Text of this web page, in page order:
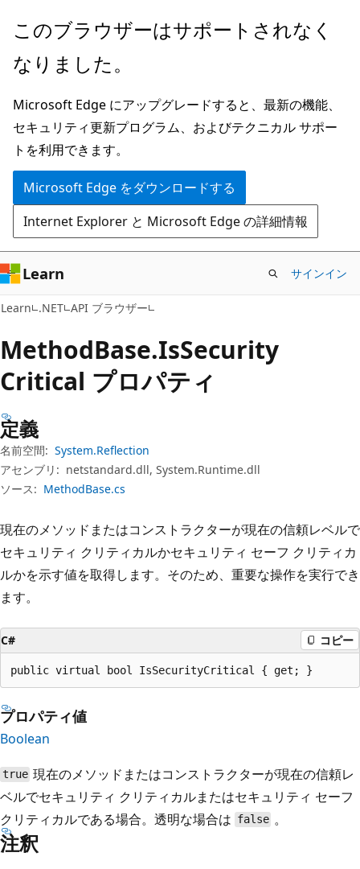
メ
ン
ン
テ
ン
ツ
に
ス
キ
ッ
プ
ペ
ジ
ナ
ビ
ゲ
ー
シ
ョ
ン
に
ス
キ
ッ
プ
このブラウザーはサポートされなく
なりました。
Microsoft Edge にアップグレードすると、最新の機能、
セキュリティ更新プログラム、およびテクニカル サポー
トを利用できます。
Microsoft Edge をダウンロードする
Internet Explorer と Microsoft Edge の詳細情報
Learn サインイン
Learn .NET API ブラウザー
MethodBase.IsSecurity
Critical プロパティ
定義
名前空間: System.Reflection
アセンブリ: netstandard.dll, System.Runtime.dll
ソース: MethodBase.cs
現在のメソッドまたはコンストラクターが現在の信頼レベルで
セキュリティ クリティカルかセキュリティ セーフ クリティカ
ルかを示す値を取得します。そのため、重要な操作を実行でき
ます。
C# コピー
public virtual bool IsSecurityCritical { get; }
プロパティ値
Boolean
true 現在のメソッドまたはコンストラクターが現在の信頼レ
ベルでセキュリティ クリティカルまたはセキュリティ セーフ
クリティカルである場合。透明な場合は false 。
注釈